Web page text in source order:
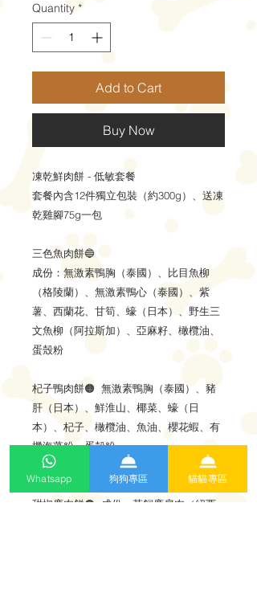
Quantity *
Add to Cart
Buy Now
凍乾鮮肉餅 - 低敏套餐
套餐內含12件獨立包裝（約300g）、送凍
乾雞腳75g一包
三色魚肉餅🔵
成份：無激素鴨胸（泰國）、比目魚柳
（格陵蘭）、無激素鴨心（泰國）、紫
薯、西蘭花、甘筍、蠔（日本）、野生三
文魚柳（阿拉斯加）、亞麻籽、橄欖油、
蛋殼粉
杞子鴨肉餅🟠 無激素鴨胸（泰國）、豬
肝（日本）、鮮淮山、椰菜、蠔（日
本）、杞子、橄欖油、魚油、櫻花蝦、有
機海藻粉、蛋殼粉
甜椒鹿肉餅🟤 成份：草飼鹿肩肉（紐西
Whatsapp 狗狗專區 貓貓專區